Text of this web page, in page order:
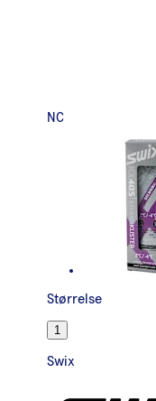
NC
Størrelse
1
Swix